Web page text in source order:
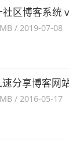
社区博客系统
/2019-07-08
速分享博客网
/ 2016-05-17